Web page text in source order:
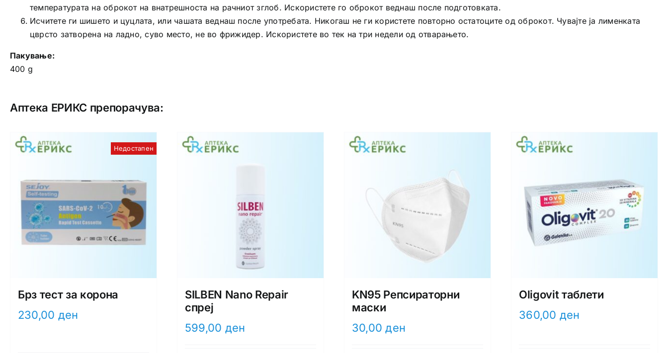
температурата на оброкот на внатрешноста на рачниот зглоб. Искористете го оброкот веднаш после подготовката.
Исчитете ги шишето и цуцлата, или чашата веднаш после употребата. Никогаш не ги користете повторно остатоците од оброкот. Чувајте ја лименката
цврсто затворена на ладно, суво место, не во фрижидер. Искористете во тек на три недели од отварањето.
Пакување:
400 g
Аптека ЕРИКС препорачува:
Недостапен
Брз тест за корона
230,00 ден
SILBEN Nano Repair
спреј
599,00 ден
KN95 Репсираторни
маски
30,00ден
Oligovit таблети
360,00 ден